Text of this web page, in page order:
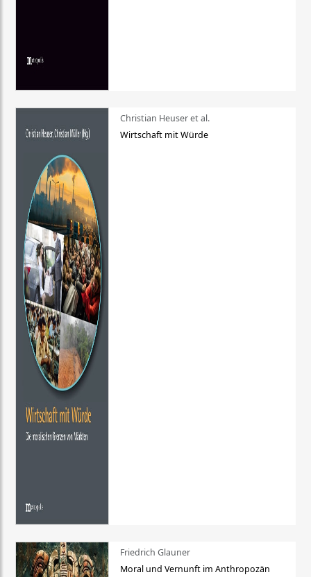
Christian Heuser et al.
Wirtschaft mit Würde
Friedrich Glauner
Moral und Vernunft im Anthropozän